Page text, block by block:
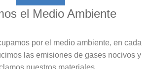
el Medio Ambiente
por el medio ambiente, en cada
las emisiones de gases nocivos y
nuestros materiales